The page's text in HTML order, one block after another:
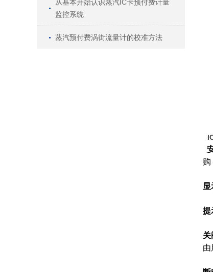
从基本开始认识蒸汽IC卡预付费计量
监控系统
蒸汽预付费涡街流量计的校准方法
B
2
B
购
显
提
关
由